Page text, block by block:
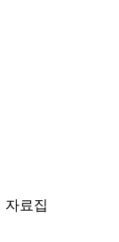
자료집